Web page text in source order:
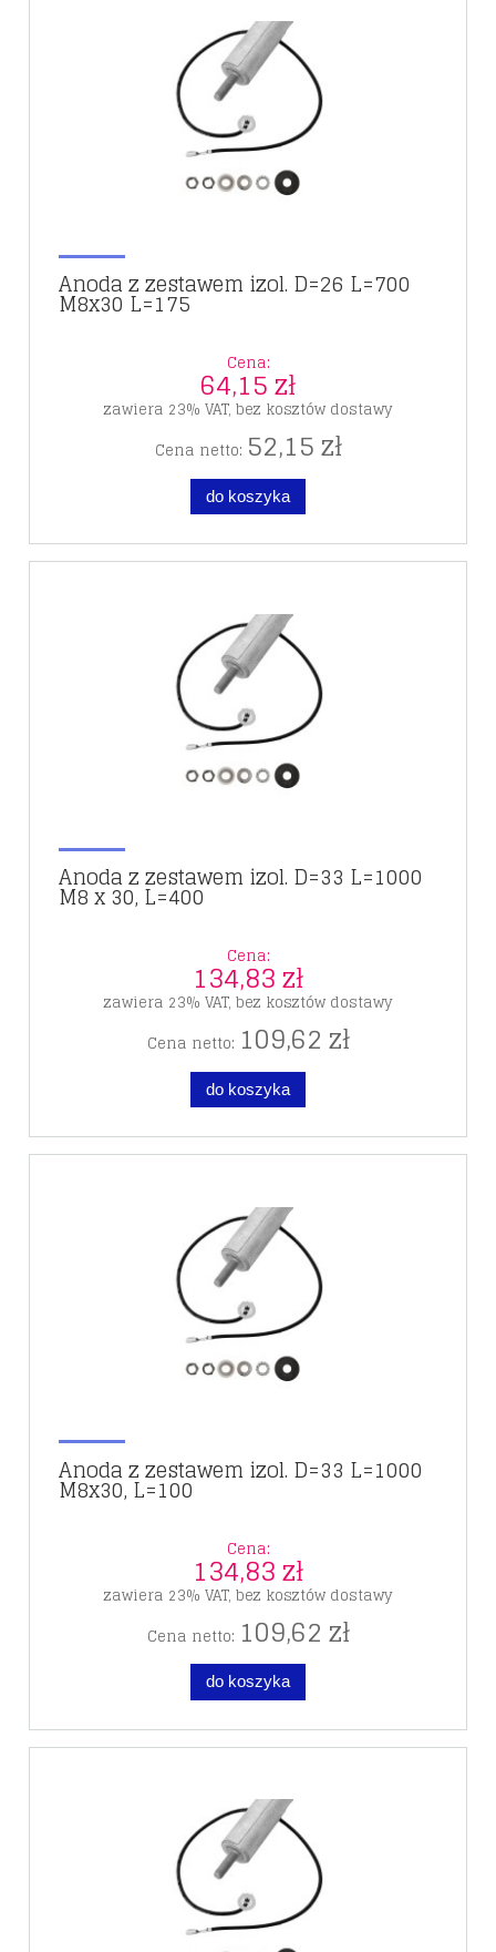
Anoda z zestawem izol. D=26 L=700
M8x30 L=175
Cena:
64,15 zł
zawiera 23% VAT, bez kosztów dostawy
Cena netto: 52,15 zł
do koszyka
Anoda z zestawem izol. D=33 L=1000
M8 x 30, L=400
Cena:
134,83 zł
zawiera 23% VAT, bez kosztów dostawy
Cena netto: 109,62 zł
do koszyka
Anoda z zestawem izol. D=33 L=1000
M8x30, L=100
Cena:
134,83 zł
zawiera 23% VAT, bez kosztów dostawy
Cena netto: 109,62 zł
do koszyka